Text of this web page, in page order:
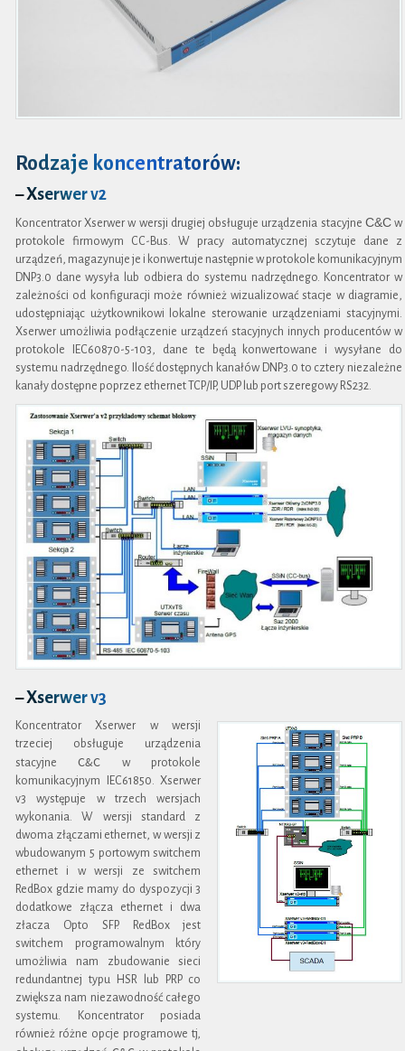
Rodzaje koncentratorów:
– Xserwer v2
Koncentrator Xserwer w wersji drugiej obsługuje urządzenia stacyjne C&Cw
protokole firmowym CC-Bus. W pracy automatycznej sczytuje dane z
urządzeń, magazynuje je i konwertuje następnie w protokole komunikacyjnym
DNP3.0 dane wysyła lub odbiera do systemu nadrzędnego. Koncentrator w
zależności od konfiguracji może również wizualizować stacje w diagramie,
udostępniając użytkownikowi lokalne sterowanie urządzeniami stacyjnymi.
Xserwer umożliwia podłączenie urządzeń stacyjnych innych producentów w
protokole IEC60870-5-103, dane te będą konwertowane i wysyłane do
systemu nadrzędnego. Ilość dostępnych kanałów DNP3.0 to cztery niezależne
kanały dostępne poprzez ethernet TCP/IP, UDP lub port szeregowy RS232.
– Xserwer v3
Koncentrator Xserwer w wersji
trzeciej obsługuje urządzenia
stacyjneC&C w protokole
komunikacyjnym IEC61850. Xserwer
v3 występuje w trzech wersjach
wykonania. W wersji standard z
dwoma złączami ethernet, w wersji z
wbudowanym 5 portowym switchem
ethernet i w wersji ze switchem
RedBox gdzie mamy do dyspozycji 3
dodatkowe złącza ethernet i dwa
złacza Opto SFP. RedBox jest
switchem programowalnym który
umożliwia nam zbudowanie sieci
redundantnej typu HSR lub PRP co
zwiększa nam niezawodność całego
systemu. Koncentrator posiada
również różne opcje programowe tj,